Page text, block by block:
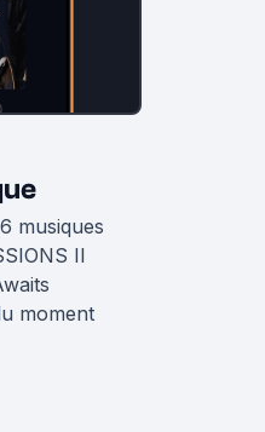
musiques
II
moment